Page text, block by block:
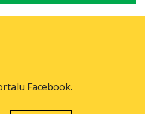
Facebook.